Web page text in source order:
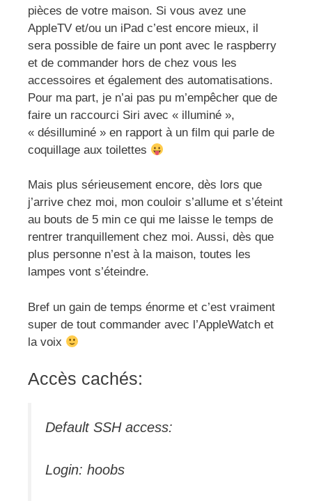
pièces de votre maison. Si vous avez une
AppleTV et/ou un iPad c’est encore mieux, il
sera possible de faire un pont avec le raspberry
et de commander hors de chez vous les
accessoires et également des automatisations.
Pour ma part, je n’ai pas pu m’empêcher que de
faire un raccourci Siri avec « illuminé »,
« désilluminé » en rapport à un film qui parle de
coquillage aux toilettes
Mais plus sérieusement encore, dès lors que
j’arrive chez moi, mon couloir s’allume et s’éteint
au bouts de 5 min ce qui me laisse le temps de
rentrer tranquillement chez moi. Aussi, dès que
plus personne n’est à la maison, toutes les
lampes vont s’éteindre.
Bref un gain de temps énorme et c’est vraiment
super de tout commander avec l’AppleWatch et
la voix
Accès cachés:
Default SSH access:
Login: hoobs